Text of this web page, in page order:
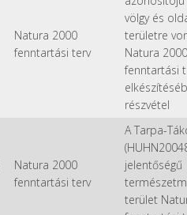
Natura 2000
fenntartási terv
völgy és
területre
Natura 2000
fenntartási
részvétel
Natura 2000
fenntartási terv
A Tarpa-
jelentőségű
terület